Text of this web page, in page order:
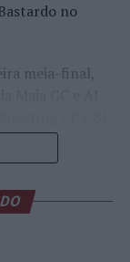
no
meia-final,
de
que
os mais novos